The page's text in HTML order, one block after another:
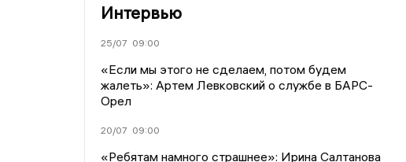
Интервью
25/07 09:00
«Если мы этого не сделаем, потом будем
жалеть»: Артем Левковский о службе в БАРС-
Орел
20/07 09:00
«Ребятам намного страшнее»: Ирина Салтанова